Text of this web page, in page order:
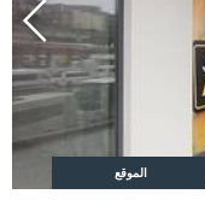
الموقع